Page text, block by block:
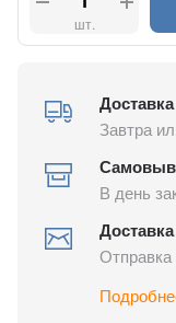
шт.
Завтра
В день